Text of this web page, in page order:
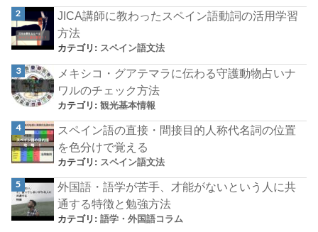
JICA講師に教わったスペイン語動詞の活用学習
方法
カテゴリ: スペイン語文法
メキシコ・グアテマラに伝わる守護動物占いナ
ワルのチェック方法
カテゴリ:観光基本情報
スペイン語の直接・間接目的人称代名詞の位置
を色分けで覚える
カテゴリ: スペイン語文法
外国語・語学が苦手、才能がないという人に共
通する特徴と勉強方法
カテゴリ:語学・外国語コラム